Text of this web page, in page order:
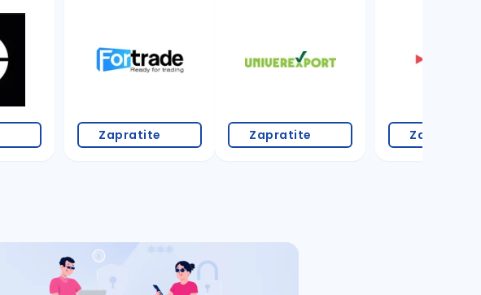
Zapratite Zapratite Zapratite